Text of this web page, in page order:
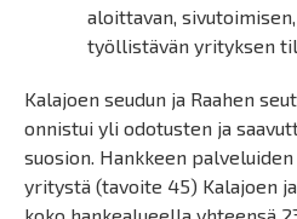
aloittavan,
työllistävän yrityksen
Kalajoen seudun ja Raahen
onnistui yli odotusten ja
suosion. Hankkeen
yritystä (tavoite 45) Kalajoen